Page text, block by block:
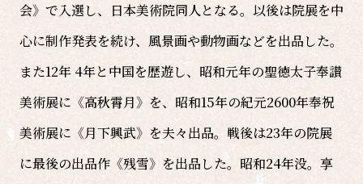
会》で入選し、日本美術院同人となる。以後は院展を中
心に制作発表を続け、風景画や動物画などを出品した。
また12年 4年と中国を歴遊し、昭和元年の聖徳太子奉讃
美術展に《高秋霄月》を、昭和15年の紀元2600年奉祝
美術展に《月下興武》を夫々出品。戦後は23年の院展
に最後の出品作《残雪》を出品した。昭和24年没。享